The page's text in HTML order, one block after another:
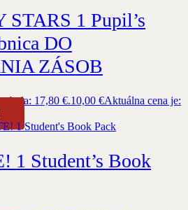
1 Pupil’s
DO
ZÁSOB
bola: 17,80 €.10,00 €Aktuálna cena je:
1 Student’s Book